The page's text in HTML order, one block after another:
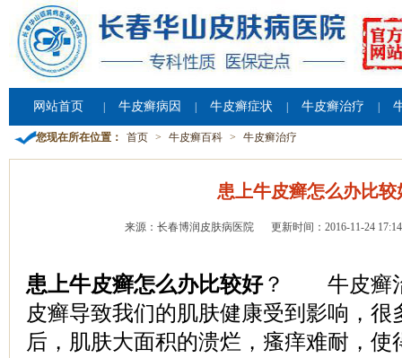
网站首页 牛皮癣病因 牛皮癣症状 牛皮癣治疗
您现在所在位置： 首页 > 牛皮癣百科 > 牛皮癣治疗
患上牛皮癣怎么办比较
来源：长春博润皮肤病医院 更新时间：2016-11-24
患上牛皮癣怎么办比较好？ 牛皮癣治
皮癣导致我们的肌肤健康受到影响，很
后，肌肤大面积的溃烂，瘙痒难耐，使